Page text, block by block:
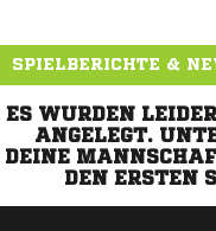
SPIELBERICHTE &
ES WURDEN
ANGELEGT.
DEINE
DEN ERSTEN